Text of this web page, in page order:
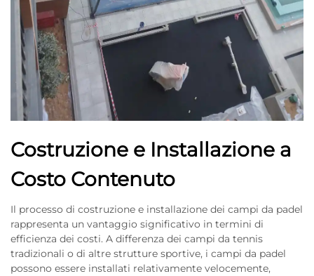
Costruzione e Installazione a
Costo Contenuto
Il processo di costruzione e installazione dei campi da padel
rappresenta un vantaggio significativo in termini di
efficienza dei costi. A differenza dei campi da tennis
tradizionali o di altre strutture sportive, i campi da padel
possono essere installati relativamente velocemente,